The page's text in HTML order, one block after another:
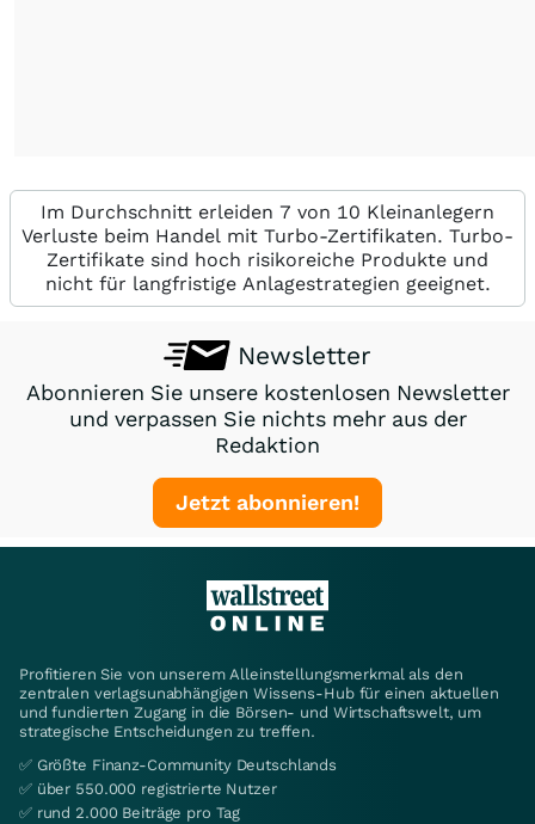
Im Durchschnitt erleiden 7 von 10 Kleinanlegern
Verluste beim Handel mit Turbo-Zertifikaten. Turbo-
Zertifikate sind hoch risikoreiche Produkte und
nicht für langfristige Anlagestrategien geeignet.
Newsletter
Abonnieren Sie unsere kostenlosen Newsletter
und verpassen Sie nichts mehr aus der
Redaktion
Jetzt abonnieren!
Profitieren Sie von unserem Alleinstellungsmerkmal als den
zentralen verlagsunabhängigen Wissens-Hub für einen aktuellen
und fundierten Zugang in die Börsen- und Wirtschaftswelt, um
strategische Entscheidungen zu treffen.
✅ Größte Finanz-Community Deutschlands
✅ über 550.000 registrierte Nutzer
✅ rund 2.000 Beiträge pro Tag